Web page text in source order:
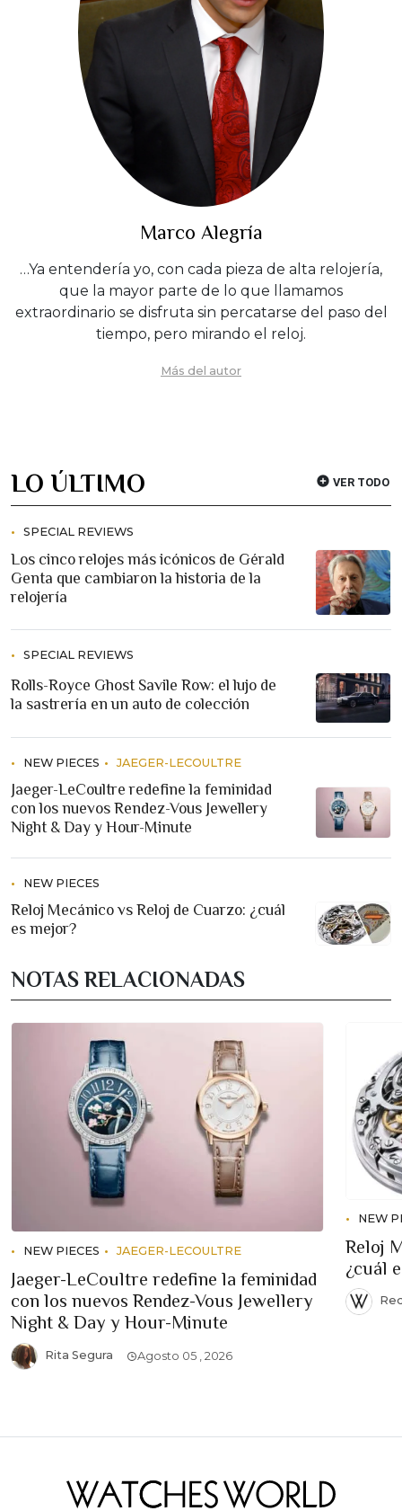
Marco Alegría
…Ya entendería yo, con cada pieza de alta relojería,
que la mayor parte de lo que llamamos
extraordinario se disfruta sin percatarse del paso del
tiempo, pero mirando el reloj.
Más del autor
LO ÚLTIMO VER TODO
SPECIAL REVIEWS
Los cinco relojes más icónicos de Gérald
Genta que cambiaron la historia de la
relojería
SPECIAL REVIEWS
Rolls-Royce Ghost Savile Row: el lujo de
la sastrería en un auto de colección
NEW PIECES JAEGER-LECOULTRE
Jaeger-LeCoultre redefine la feminidad
con los nuevos Rendez-Vous Jewellery
Night & Day y Hour-Minute
NEW PIECES
Reloj Mecánico vs Reloj de Cuarzo: ¿cuál
es mejor?
NOTAS RELACIONADAS
NEW PIECES JAEGER-LECOULTRE
Jaeger-LeCoultre redefine la feminidad
con los nuevos Rendez-Vous Jewellery
Night & Day y Hour-Minute
Rita Segura Agosto 05 , 2026
NEW
Reloj
¿cuál